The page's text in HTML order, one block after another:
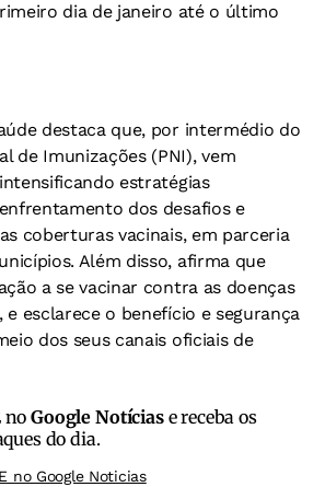
dia de janeiro até o último
destaca que, por intermédio do
de Imunizações (PNI), vem
estratégias
dos desafios e
coberturas vacinais, em parceria
Além disso, afirma que
a se vacinar contra as doenças
e esclarece o benefício e segurança
dos seus canais oficiais de
noGoogle Notíciase receba os
do dia.
no Google Noticias